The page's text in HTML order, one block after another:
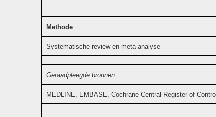
Methode
Systematische review en meta-analyse
Geraadpleegde bronnen
MEDLINE, EMBASE, Cochrane Central Register of